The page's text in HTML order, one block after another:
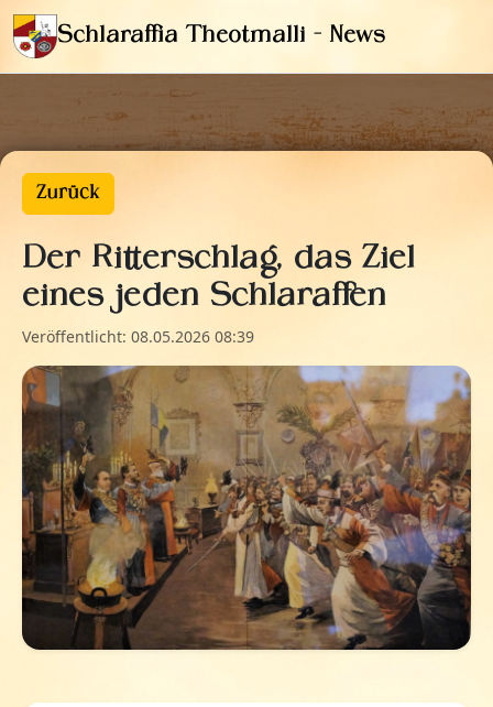
Schlaraffia Theotmalli - News
Zurück
Der Ritterschlag, das Ziel
eines jeden Schlaraffen
Veröffentlicht: 08.05.2026 08:39